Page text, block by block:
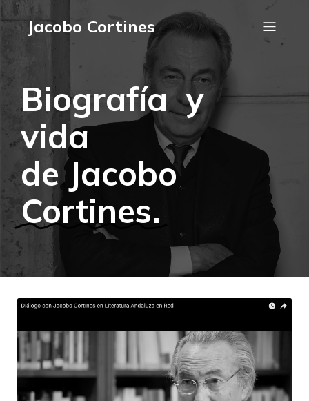
Jacobo Cortines
Biografía y
vida
de Jacobo
Cortines.